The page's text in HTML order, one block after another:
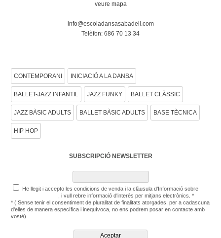
veure mapa
info@escoladansasabadell.com
Telèfon: 686 70 13 34
CONTEMPORANI INICIACIÓ A LA DANSA
BALLET-JAZZ INFANTIL JAZZ FUNKY BALLET CLÀSSIC
JAZZ BÀSIC ADULTS BALLET BÀSIC ADULTS BASE TÈCNICA
HIP HOP
SUBSCRIPCIÓ NEWSLETTER
He llegit i accepto les condicions de venda i la clàusula d'Informació sobre
, i vull rebre informació d'interès per mitjans electrònics. *
* ( Sense tenir el consentiment de pluralitat de finalitats atorgades, per a cadascuna
d'elles de manera específica i inequívoca, no ens podrem posar en contacte amb
vostè)